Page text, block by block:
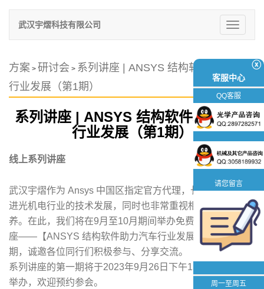
切
换
武汉宇熠科技有限公司
方案 > 研讨会 > 系列讲座 | ANSYS 结构软件助力汽车
行业发展（第1期）
系列讲座 | ANSYS 结构软件助力汽车
行业发展（第1期）
线上系列讲座
武汉宇熠作为 Ansys 中国区指定官方代理，长期致力于促
进光机电行业的技术发展，同时也非常重视相关人才的培
养。在此，我们将在9月至10月期间举办免费的线上系列讲
座——【ANSYS 结构软件助力汽车行业发展】，讲座共三
期，诚邀各位同行们积极参与、分享交流。
系列讲座的第一期将于2023年9月26日下午15：00-16：00
举办，欢迎预约参会。
ⓧ
客服中心
QQ客服
请您留言
周一至周五